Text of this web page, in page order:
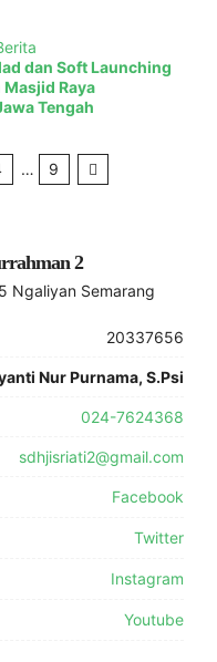
dan Soft Launching
Raya
Tengah
… 9
2
Ngaliyan Semarang
20337656
Nur Purnama, S.Psi
024-7624368
sdhjisriati2@gmail.com
Facebook
Twitter
Instagram
Youtube